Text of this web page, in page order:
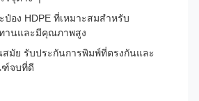
ป๋อง HDPE ที่เหมาะสมสําหรับ
นและมีคุณภาพสูง
มัย รับประกันการพิมพ์ที่ตรงกันและ
จบที่ดี